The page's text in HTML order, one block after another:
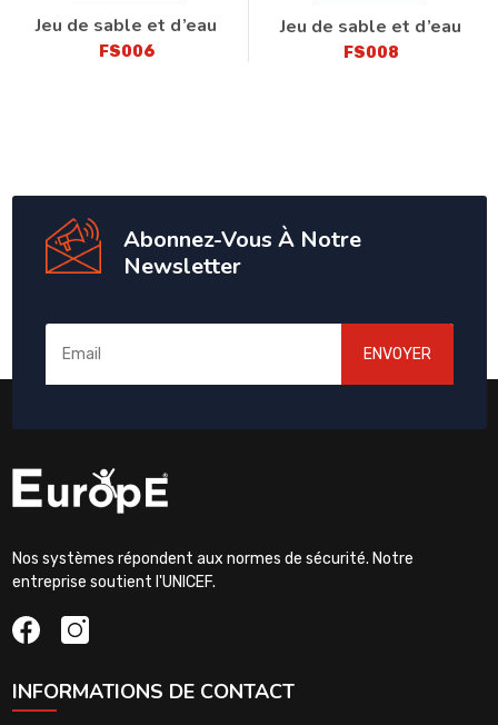
Jeu de sable et d’eau
FS006
Jeu de sable et d’eau
FS008
Abonnez-Vous À Notre
Newsletter
ENVOYER
Nos systèmes répondent aux normes de sécurité. Notre
entreprise soutient l'UNICEF.
INFORMATIONS DE CONTACT